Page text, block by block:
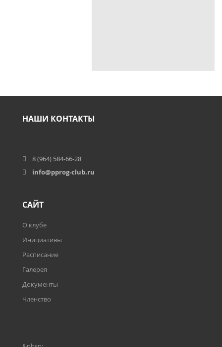
НАШИ КОНТАКТЫ
8 (964) 584-66-28
info@pprog-club.ru
САЙТ
О клубе
Инициативы
Расписание
Галерея
Документы
Членство